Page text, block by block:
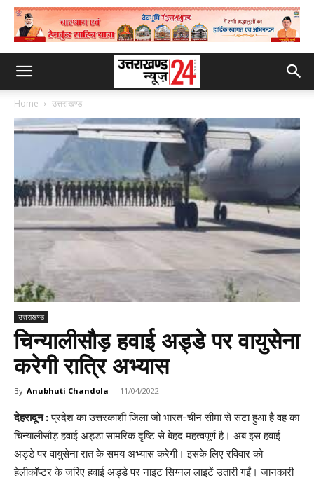
Home उत्तराखण्ड
उत्तराखण्ड
चिन्यालीसौड़ हवाई अड्डे पर वायुसेना
करेगी रात्रि अभ्यास
By Anubhuti Chandola - 11/04/2022
देहरादून :प्रदेश का उत्तरकाशी जिला जो भारत-चीन सीमा से सटा हुआ है वह का
चिन्यालीसौड़ हवाई अड्डा सामरिक दृष्टि से बेहद महत्वपूर्ण है। अब इस हवाई
अड्डे पर वायुसेना रात के समय अभ्यास करेगी। इसके लिए रविवार को
हेलीकॉप्टर के जरिए हवाई अड्डे पर नाइट सिग्नल लाइटें उतारी गईं। जानकारी